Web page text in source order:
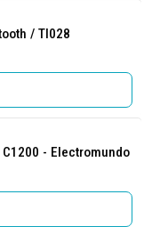
/ Tl028
- Electromundo